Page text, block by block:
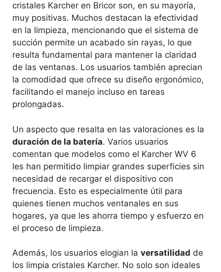
cristales Karcher en Bricor son, en su mayoría,
muy positivas. Muchos destacan la efectividad
en la limpieza, mencionando que el sistema de
succión permite un acabado sin rayas, lo que
resulta fundamental para mantener la claridad
de las ventanas. Los usuarios también aprecian
la comodidad que ofrece su diseño ergonómico,
facilitando el manejo incluso en tareas
prolongadas.
Un aspecto que resalta en las valoraciones es la
duración de la batería. Varios usuarios
comentan que modelos como el Karcher WV 6
les han permitido limpiar grandes superficies sin
necesidad de recargar el dispositivo con
frecuencia. Esto es especialmente útil para
quienes tienen muchos ventanales en sus
hogares, ya que les ahorra tiempo y esfuerzo en
el proceso de limpieza.
Además, los usuarios elogian la versatilidad de
los limpia cristales Karcher. No solo son ideales